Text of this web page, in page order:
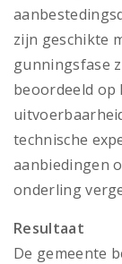
zijn geschikte
gunningsfase
beoordeeld
technische
aanbiedingen
onderling
Resultaat
De gemeente